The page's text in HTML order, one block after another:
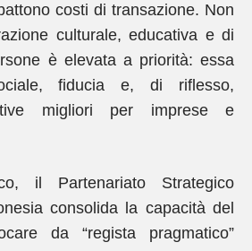
costi di transazione. Non
culturale, educativa e di
è elevata a priorità: essa
fiducia e, di riflesso,
migliori per imprese e
il Partenariato Strategico
consolida la capacità del
da “regista pragmatico”